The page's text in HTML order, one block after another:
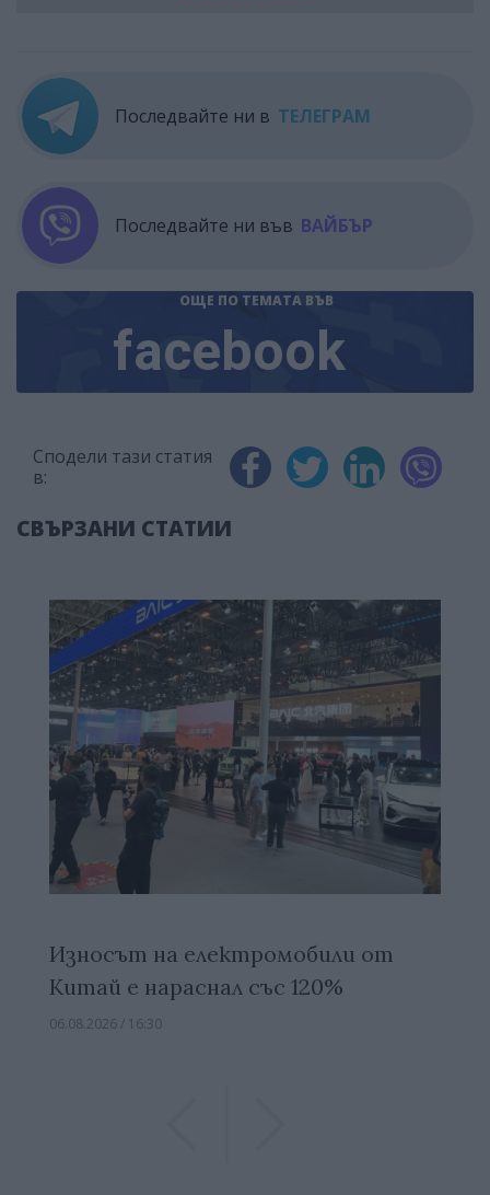
Последвайте ни в ТЕЛЕГРАМ
Последвайте ни във ВАЙБЪР
ОЩЕ ПО ТЕМАТА ВЪВ
facebook
Сподели тази статия
в:
СВЪРЗАНИ СТАТИИ
Износът на електромобили от
Китай е нараснал със 120%
06.08.2026 / 16:30